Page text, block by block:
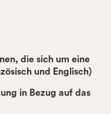
die sich um eine
und Englisch)
in Bezug auf das